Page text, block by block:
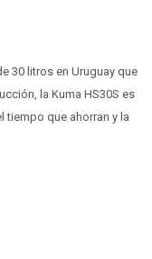
30 litros en Uruguay que
la Kuma HS30S es
que ahorran y la